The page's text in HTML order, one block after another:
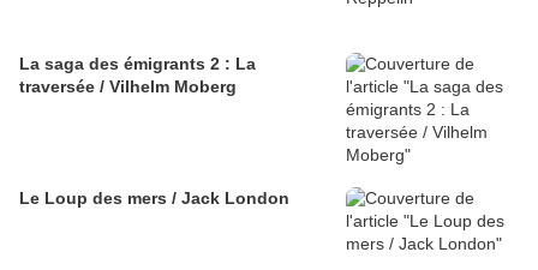
La saga des émigrants 2 : La
traversée / Vilhelm Moberg
Le Loup des mers / Jack London